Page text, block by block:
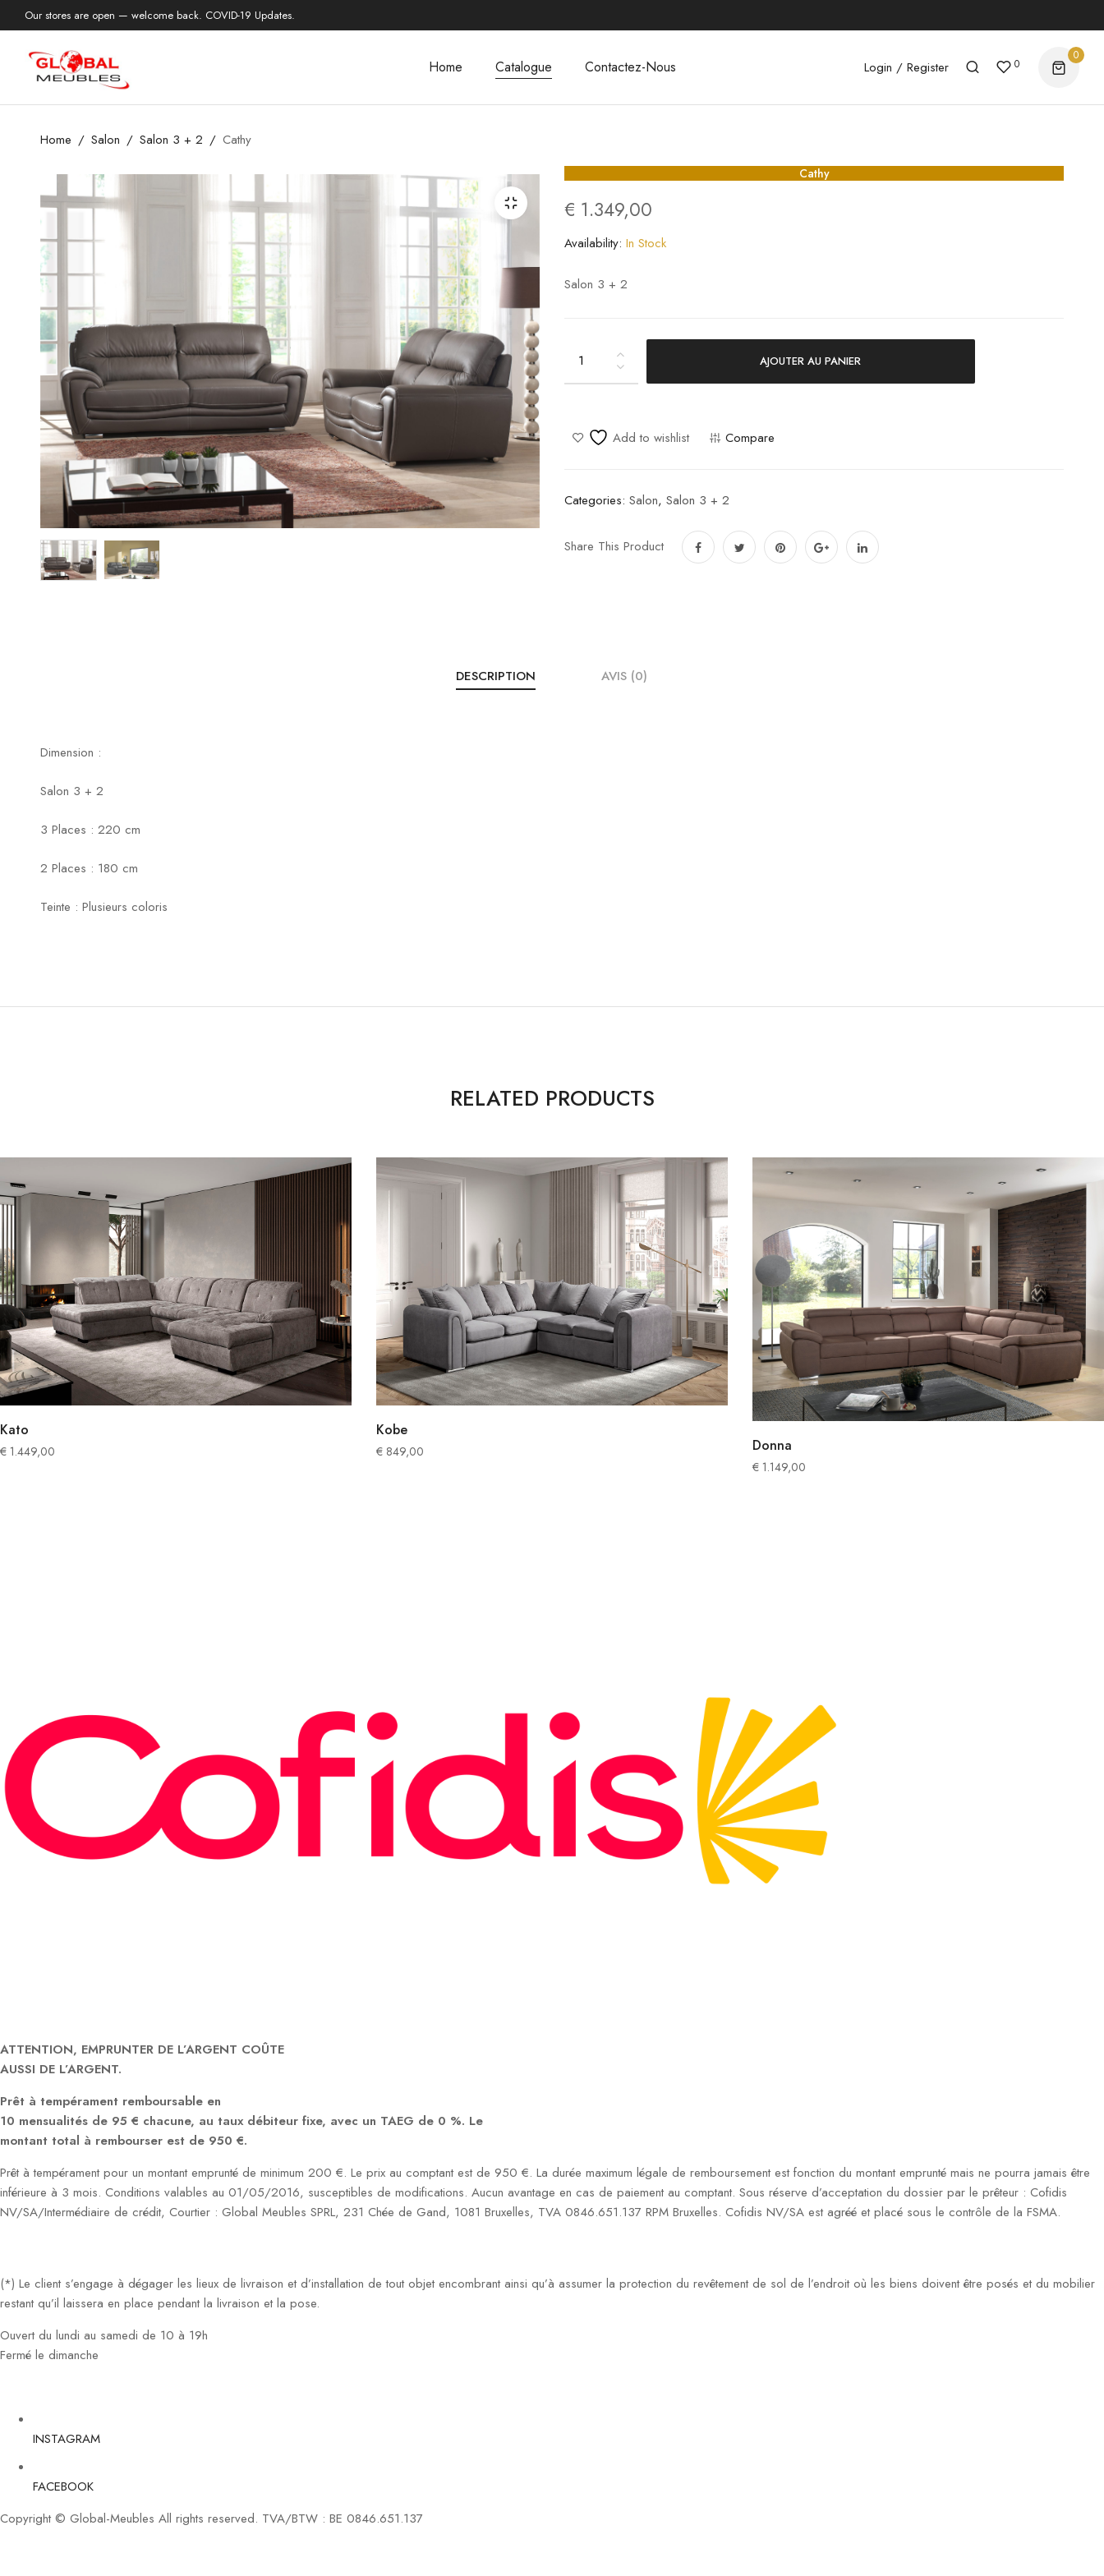
Our stores are open — welcome back. COVID-19 Updates.
Home Catalogue Contactez-Nous Login / Register 0
0
Home Salon Salon 3 + 2 Cathy
Cathy
€ 1.349,00
Availability: In Stock
Salon 3 + 2
Cathy
quantity
AJOUTER AU PANIER
Add to wishlist Compare
Categories: Salon, Salon 3 + 2
Share This Product
DESCRIPTION AVIS (0)
Dimension :
Salon 3 + 2
3 Places : 220 cm
2 Places : 180 cm
Teinte : Plusieurs coloris
RELATED PRODUCTS
Kato
€ 1.449,00
Kobe
€ 849,00 Donna
€ 1.149,00
ATTENTION, EMPRUNTER DE L’ARGENT COÛTE
AUSSI DE L’ARGENT.
Prêt à tempérament remboursable en
10 mensualités de 95 € chacune, au taux débiteur fixe, avec un TAEG de 0 %. Le
montant total à rembourser est de 950 €.
Prêt à tempérament pour un montant emprunté de minimum 200 €. Le prix au comptant est de 950 €. La durée maximum légale de remboursement est fonction du montant emprunté mais ne pourra jamais être
inférieure à 3 mois. Conditions valables au 01/05/2016, susceptibles de modifications. Aucun avantage en cas de paiement au comptant. Sous réserve d’acceptation du dossier par le prêteur : Cofidis
NV/SA/Intermédiaire de crédit, Courtier : Global Meubles SPRL, 231 Chée de Gand, 1081 Bruxelles, TVA 0846.651.137 RPM Bruxelles. Cofidis NV/SA est agréé et placé sous le contrôle de la FSMA.
(*) Le client s’engage à dégager les lieux de livraison et d’installation de tout objet encombrant ainsi qu’à assumer la protection du revêtement de sol de l’endroit où les biens doivent être posés et du mobilier
restant qu’il laissera en place pendant la livraison et la pose.
Ouvert du lundi au samedi de 10 à 19h
Fermé le dimanche
INSTAGRAM
FACEBOOK
Copyright © Global-Meubles All rights reserved. TVA/BTW : BE 0846.651.137